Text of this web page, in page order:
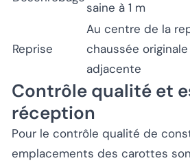
saine à 1 m
Reprise
Au centre de la
chaussée originale
adjacente
Contrôle qualité et
réception
Pour le contrôle qualité de
emplacements des carottes